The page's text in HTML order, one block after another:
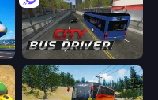
City Bus Driver